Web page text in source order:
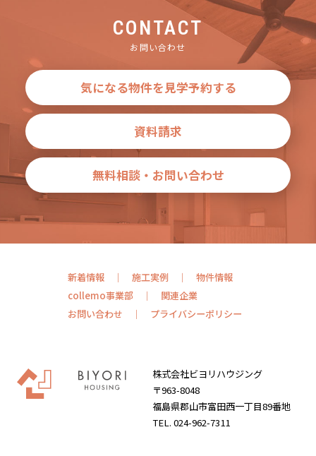
CONTACT
お問い合わせ
気になる物件を見学予約する
資料請求
無料相談・お問い合わせ
新着情報 施工実例
物件情報
collemo事業部
関連企業
お問い合わせ
プライバシーポリシー
株式会社ビヨリハウジング
〒963-8048
福島県郡山市富田西一丁目89番地
TEL. 024-962-7311